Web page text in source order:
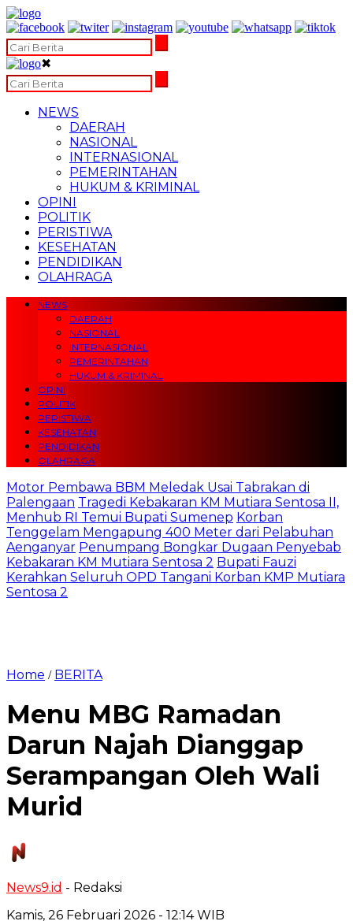
✖
NEWS
DAERAH
NASIONAL
INTERNASIONAL
PEMERINTAHAN
HUKUM & KRIMINAL
OPINI
POLITIK
PERISTIWA
KESEHATAN
PENDIDIKAN
OLAHRAGA
NEWS
DAERAH
NASIONAL
INTERNASIONAL
PEMERINTAHAN
HUKUM & KRIMINAL
OPINI
POLITIK
PERISTIWA
KESEHATAN
PENDIDIKAN
OLAHRAGA
Motor Pembawa BBM Meledak Usai Tabrakan di
Palengaan Tragedi Kebakaran KM Mutiara Sentosa II,
Menhub RI Temui Bupati Sumenep Korban
Tenggelam Mengapung 400 Meter dari Pelabuhan
Aenganyar Penumpang Bongkar Dugaan Penyebab
Kebakaran KM Mutiara Sentosa 2 Bupati Fauzi
Kerahkan Seluruh OPD Tangani Korban KMP Mutiara
Sentosa 2
Home / BERITA
Menu MBG Ramadan
Darun Najah Dianggap
Serampangan Oleh Wali
Murid
News9.id - Redaksi
Kamis, 26 Februari 2026 - 12:14 WIB